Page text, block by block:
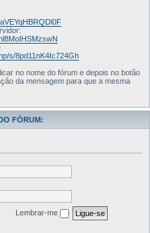
s/8pd11nK4Ic724Gh
no nome do fórum e depois no botão
da mensagem para que a mesma
FÓRUM:
Lembrar-me